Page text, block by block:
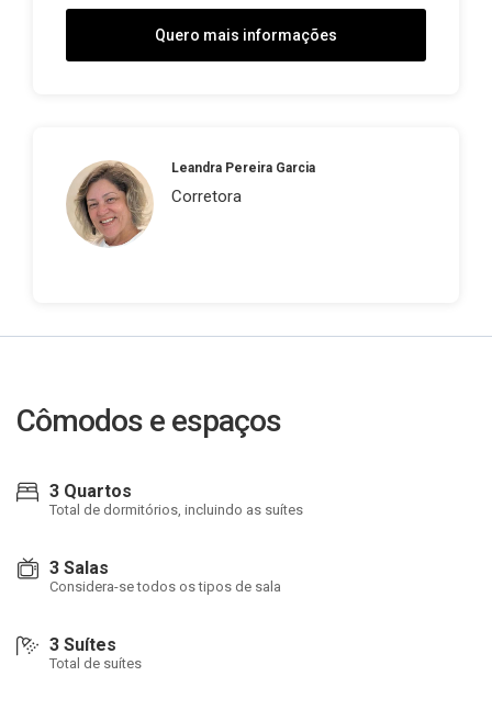
Quero mais informações
Leandra Pereira Garcia
Corretora
Cômodos e espaços
3 Quartos
Total de dormitórios, incluindo as suítes
3 Salas
Considera-se todos os tipos de sala
3 Suítes
Total de suítes